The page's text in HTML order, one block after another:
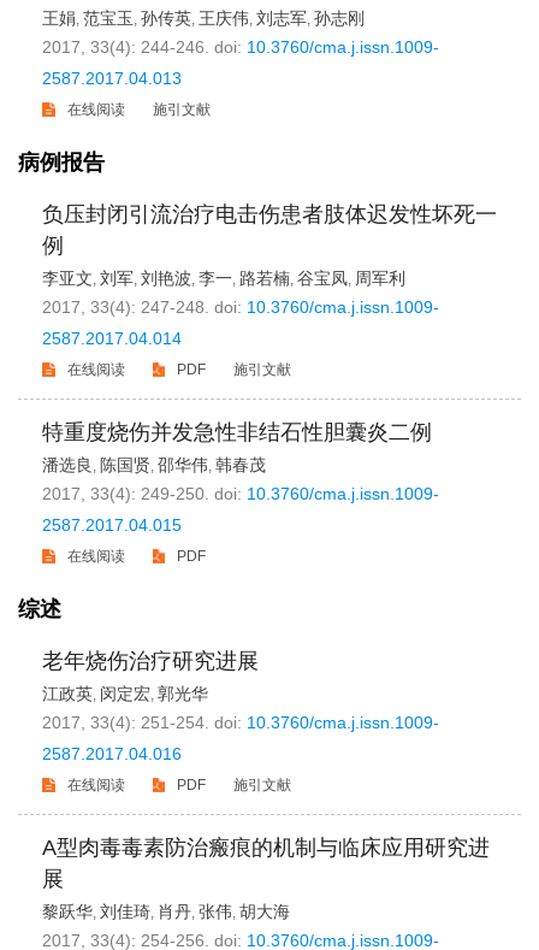
王娟, 范宝玉 , 孙传英, 王庆伟, 刘志军, 孙志刚
2017, 33(4): 244-246. doi: 10.3760/cma.j.issn.1009-
2587.2017.04.013
在线阅读 施引文献
病例报告
负压封闭引流治疗电击伤患者肢体迟发性坏死一
例
李亚文, 刘军, 刘艳波, 李一, 路若楠, 谷宝凤, 周军利
2017, 33(4): 247-248. doi: 10.3760/cma.j.issn.1009-
2587.2017.04.014
在线阅读 PDF 施引文献
特重度烧伤并发急性非结石性胆囊炎二例
潘选良 , 陈国贤, 邵华伟, 韩春茂
2017, 33(4): 249-250. doi: 10.3760/cma.j.issn.1009-
2587.2017.04.015
在线阅读 PDF
综述
老年烧伤治疗研究进展
江政英, 闵定宏, 郭光华
2017, 33(4): 251-254. doi: 10.3760/cma.j.issn.1009-
2587.2017.04.016
在线阅读 PDF 施引文献
A型肉毒毒素防治瘢痕的机制与临床应用研究进
展
黎跃华, 刘佳琦, 肖丹, 张伟, 胡大海
2017, 33(4): 254-256. doi: 10.3760/cma.j.issn.1009-